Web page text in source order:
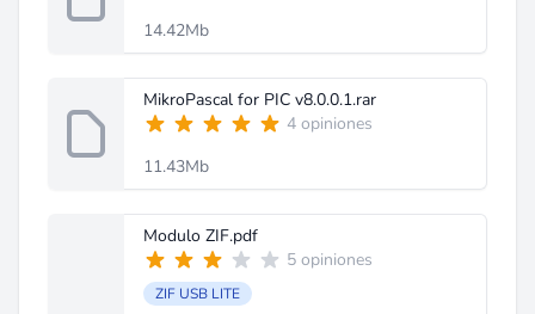
14.42Mb
MikroPascal for PIC v8.0.0.1.rar
4 opiniones
11.43Mb
Modulo ZIF.pdf
5 opiniones
ZIF USB LITE